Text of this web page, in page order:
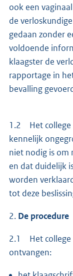
ook een
de
gedaan zonder
voldoende
klaagster de
rapportage in
bevalling
1.2 Het college
kennelijk
niet nodig is om
en dat duidelijk
worden
tot deze
2. De procedure
2.1 Het college
ontvangen: